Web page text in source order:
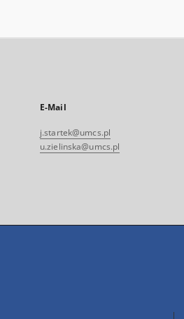
E-Mail
j.startek@umcs.pl
u.zielinska@umcs.pl